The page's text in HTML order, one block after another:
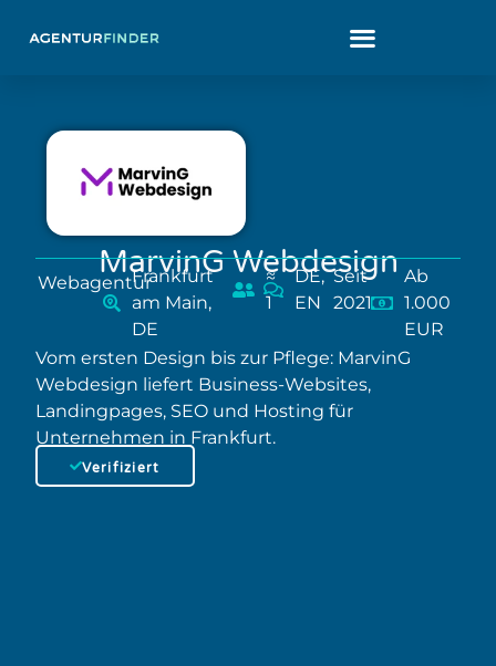
MarvinG Webdesign
WebagenturFrankfurt
am Main,
DE
≈
1
DE,
EN
Seit
2021
Ab
1.000
EUR
Vom ersten Design bis zur Pflege: MarvinG
Webdesign liefert Business-Websites,
Landingpages, SEO und Hosting für
Unternehmen in Frankfurt.
Verifiziert